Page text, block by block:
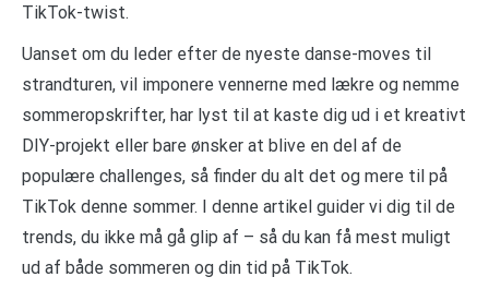
TikTok-twist.
Uanset om du leder efter de nyeste danse-moves til
strandturen, vil imponere vennerne med lækre og nemme
sommeropskrifter, har lyst til at kaste dig ud i et kreativt
DIY-projekt eller bare ønsker at blive en del af de
populære challenges, så finder du alt det og mere til på
TikTok denne sommer. I denne artikel guider vi dig til de
trends, du ikke må gå glip af – så du kan få mest muligt
ud af både sommeren og din tid på TikTok.